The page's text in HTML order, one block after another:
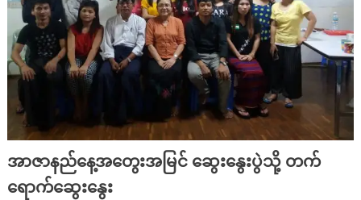
အာဇာနည်နေ့အတွေးအမြင် ဆွေးနွေးပွဲသို့ တက်
ရောက်ဆွေးနွေး